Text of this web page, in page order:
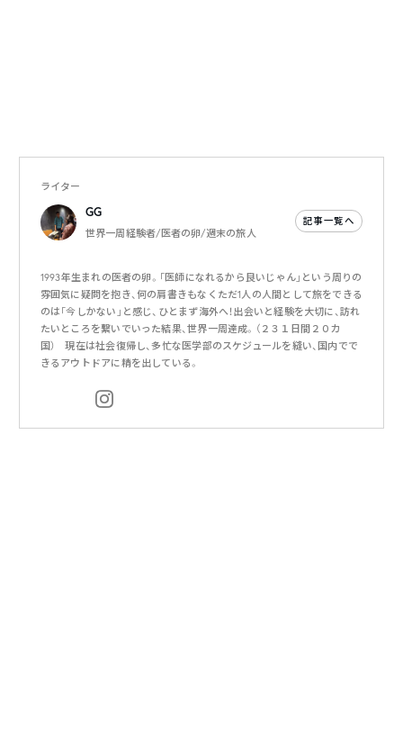
ライター
GG
世界一周経験者/医者の卵/週末の旅人
記事一覧へ
1993年生まれの医者の卵。「医師になれるから良いじゃん」という周りの
雰囲気に疑問を抱き、何の肩書きもなくただ1人の人間として旅をできる
のは「今しかない」と感じ、ひとまず海外へ！出会いと経験を大切に、訪れ
たいところを繋いでいった結果、世界一周達成。（２３１日間２０カ
国） 現在は社会復帰し、多忙な医学部のスケジュールを縫い、国内でで
きるアウトドアに精を出している。